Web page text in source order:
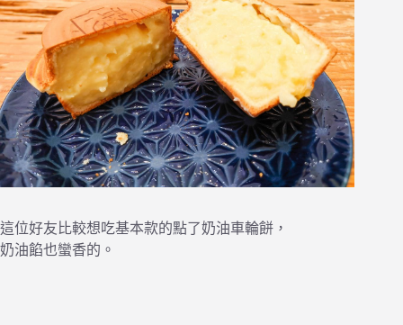
這位好友比較想吃基本款的點了奶油車輪餅，
奶油餡也蠻香的。